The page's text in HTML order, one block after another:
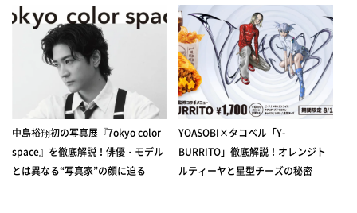
中島裕翔初の写真展『7okyo color
space』を徹底解説！俳優・モデル
とは異なる“写真家”の顔に迫る
YOASOBI×タコベル「Y-
BURRITO」徹底解説！オレンジト
ルティーヤと星型チーズの秘密